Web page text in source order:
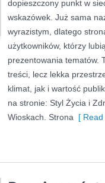
dopieszczony punkt w
wskazówek. Już sama
wyrazistym, dlatego
użytkowników, którzy
prezentowania tematów.
treści, lecz lekka
klimat, jak i wartość
na stronie: Styl Życia i
Wioskach. Strona [